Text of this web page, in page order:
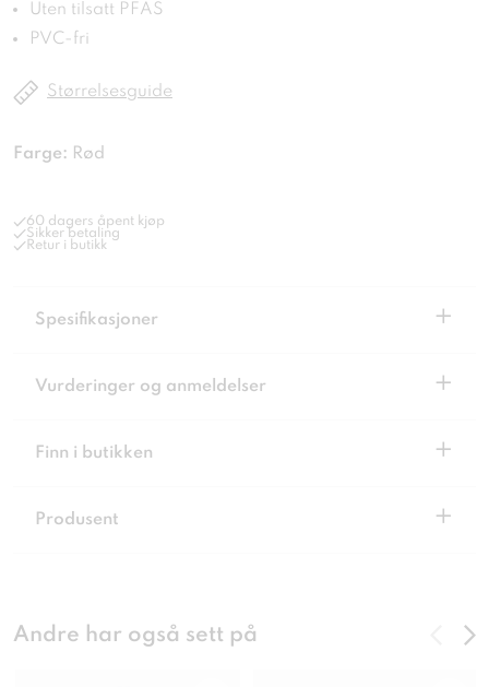
Uten tilsatt PFAS
PVC-fri
Størrelsesguide
Farge: Rød
60 dagers åpent kjøp
Sikker betaling
Retur i butikk
Spesifikasjoner +
Vurderinger og anmeldelser +
Finn i butikken +
Produsent +
Andre har også sett på